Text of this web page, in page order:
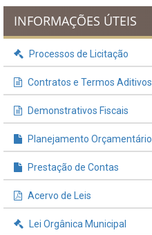
INFORMAÇÕES ÚTEIS
Processos de Licitação
Contratos e Termos Aditivos
Demonstrativos Fiscais
Planejamento Orçamentário
Prestação de Contas
Acervo de Leis
Lei Orgânica Municipal